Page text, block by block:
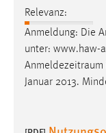
Relevanz:
Anmeldung: Die
unter: www.haw-
Anmeldezeitraum
Januar 2013.
Name:
staticfilecache
Zweck:
Für
gespeichert,